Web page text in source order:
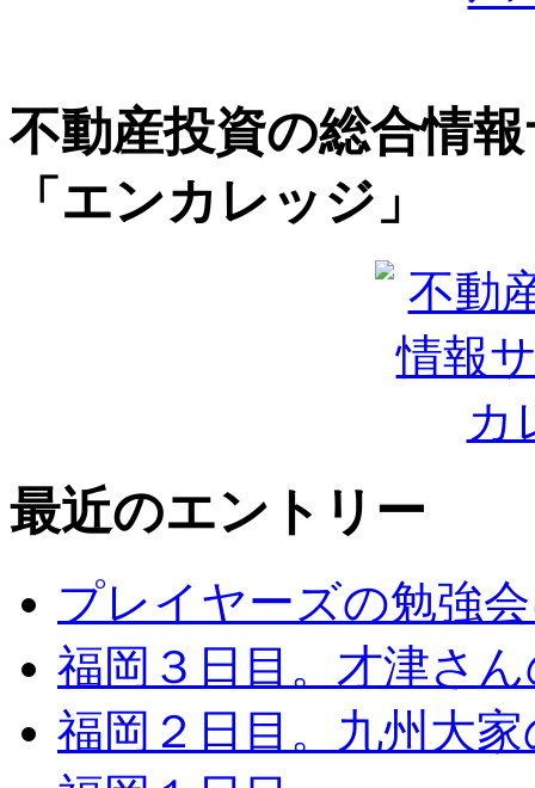
不動産投資の総合情
「エンカレッジ」
最近のエントリー
プレイヤーズの勉強
福岡３日目。才津さ
福岡２日目。九州大